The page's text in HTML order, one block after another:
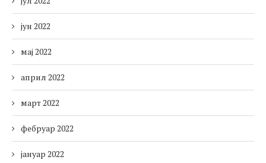
јун 2022
мај 2022
април 2022
март 2022
фебруар 2022
јануар 2022